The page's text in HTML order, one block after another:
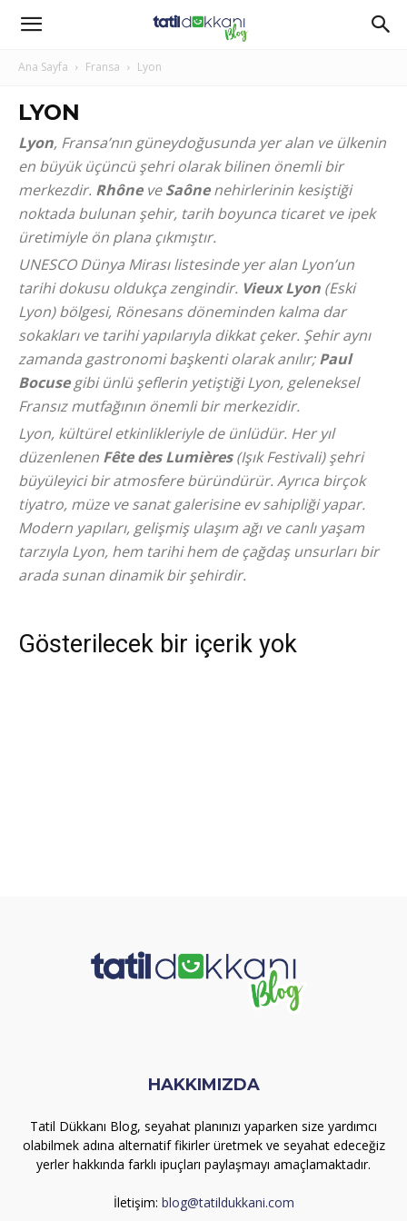
Ana Sayfa Fransa Lyon
LYON
Lyon, Fransa’nın güneydoğusunda yer alan ve ülkenin
en büyük üçüncü şehri olarak bilinen önemli bir
merkezdir. RhôneveSaônenehirlerinin kesiştiği
noktada bulunan şehir, tarih boyunca ticaret ve ipek
üretimiyle ön plana çıkmıştır.
UNESCO Dünya Mirası listesinde yer alan Lyon’un
tarihi dokusu oldukça zengindir. Vieux Lyon (Eski
Lyon) bölgesi, Rönesans döneminden kalma dar
sokakları ve tarihi yapılarıyla dikkat çeker. Şehir aynı
zamanda gastronomi başkenti olarak anılır;Paul
Bocusegibi ünlü şeflerin yetiştiği Lyon, geleneksel
Fransız mutfağının önemli bir merkezidir.
Lyon, kültürel etkinlikleriyle de ünlüdür. Her yıl
düzenlenen Fête des Lumières(Işık Festivali) şehri
büyüleyici bir atmosfere büründürür. Ayrıca birçok
tiyatro, müze ve sanat galerisine ev sahipliği yapar.
Modern yapıları, gelişmiş ulaşım ağı ve canlı yaşam
tarzıyla Lyon, hem tarihi hem de çağdaş unsurları bir
arada sunan dinamik bir şehirdir.
Gösterilecek bir içerik yok
HAKKIMIZDA
Tatil Dükkanı Blog, seyahat planınızı yaparken size yardımcı
olabilmek adına alternatif fikirler üretmek ve seyahat edeceğiz
yerler hakkında farklı ipuçları paylaşmayı amaçlamaktadır.
İletişim: blog@tatildukkani.com